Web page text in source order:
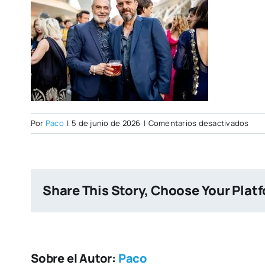
Por Paco | 5 de junio de 2026 | Comentarios desactivadosen
Share This Story, Choose Your
Sobre el Autor: Paco